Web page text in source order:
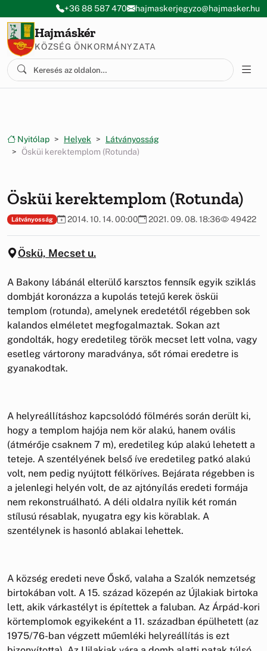
Ugrás a menüre
Ugrás a tartalomra
+36 88 587 470 hajmaskerjegyzo@hajmasker.hu
Hajmáskér
KÖZSÉG ÖNKORMÁNYZATA
Nyitólap Helyek
Látványosság
Ösküi kerektemplom (Rotunda)
Ösküi kerektemplom (Rotunda)
Látványosság 2014. 10. 14. 00:00 2021. 09. 08. 18:36 49422
Öskü, Mecset u.
A Bakony lábánál elterülő karsztos fennsík egyik sziklás
dombját koronázza a kupolás tetejű kerek ösküi
templom (rotunda), amelynek eredetétől régebben sok
kalandos elméletet megfogalmaztak. Sokan azt
gondolták, hogy eredetileg török mecset lett volna, vagy
esetleg vártorony maradványa, sőt római eredetre is
gyanakodtak.
A helyreállításhoz kapcsolódó fölmérés során derült ki,
hogy a templom hajója nem kör alakú, hanem ovális
(átmérője csaknem 7 m), eredetileg kúp alakú lehetett a
teteje. A szentélyének belső íve eredetileg patkó alakú
volt, nem pedig nyújtott félköríves. Bejárata régebben is
a jelenlegi helyén volt, de az ajtónyílás eredeti formája
nem rekonstruálható. A déli oldalra nyílik két román
stílusú résablak, nyugatra egy kis körablak. A
szentélynek is hasonló ablakai lehettek.
A község eredeti neve Őskő, valaha a Szalók nemzetség
birtokában volt. A 15. század közepén az Újlakiak birtoka
lett, akik várkastélyt is építettek a faluban. Az Árpád-kori
körtemplomok egyikeként a 11. században épülhetett (az
1975/76-ban végzett műemléki helyreállítás is ezt